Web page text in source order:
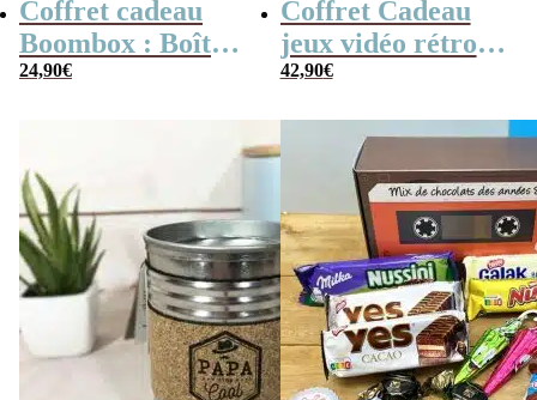
Coffret cadeau
Boombox : Boîte
bonbons des
24,90€
Coffret Cadeau
jeux vidéo rétro
(avec sa console de
42,90€